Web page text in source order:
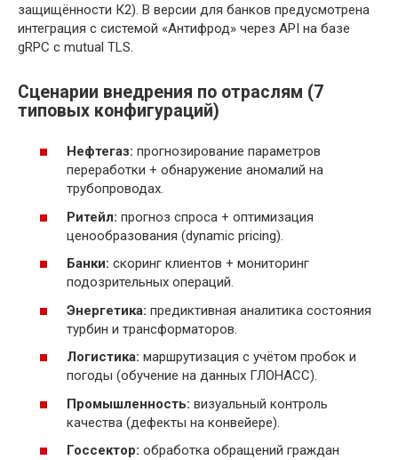
защищённости К2). В версии для банков предусмотрена
интеграция с системой «Антифрод» через API на базе
gRPC с mutual TLS.
Сценарии внедрения по отраслям (7
типовых конфигураций)
Нефтегаз: прогнозирование параметров
переработки + обнаружение аномалий на
трубопроводах.
Ритейл: прогноз спроса + оптимизация
ценообразования (dynamic pricing).
Банки: скоринг клиентов + мониторинг
подозрительных операций.
Энергетика: предиктивная аналитика состояния
турбин и трансформаторов.
Логистика: маршрутизация с учётом пробок и
погоды (обучение на данных ГЛОНАСС).
Промышленность: визуальный контроль
качества (дефекты на конвейере).
Госсектор: обработка обращений граждан